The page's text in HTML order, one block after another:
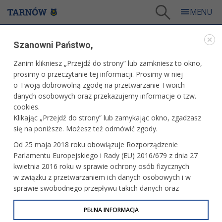
AKTUALNOŚCI
Wychowanek sekcji kartingowej na
podium Pucharu Polski w Klasie Rok 125
Kolejny pomnik przyrody
Finały Pucharu Polski Juniorów w Boksie
Szanowni Państwo,
Zanim klikniesz „Przejdź do strony” lub zamkniesz to okno,
prosimy o przeczytanie tej informacji. Prosimy w niej
o Twoją dobrowolną zgodę na przetwarzanie Twoich
danych osobowych oraz przekazujemy informacje o tzw.
cookies.
Klikając „Przejdź do strony” lub zamykając okno, zgadzasz
się na poniższe. Możesz też odmówić zgody.
Od 25 maja 2018 roku obowiązuje Rozporządzenie
Parlamentu Europejskiego i Rady (EU) 2016/679 z dnia 27
kwietnia 2016 roku w sprawie ochrony osób fizycznych
w związku z przetwarzaniem ich danych osobowych i w
sprawie swobodnego przepływu takich danych oraz
uchylenia dyrektywy 95/46/WE (określane jako RODO, GDPR
lub Ogólne Rozporządzenie o Ochronie Danych
PEŁNA INFORMACJA